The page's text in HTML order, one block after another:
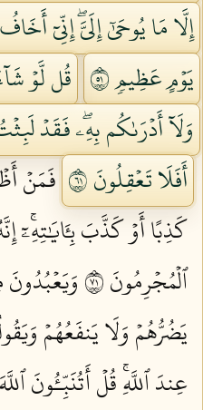
إِلَّا مَا يُوحَىٰٓ إِلَيَّۖ إِنِّيٓ
يَوۡمٍ عَظِيمٖ ١٥
قُل لَّوۡ
وَلَآ أَدۡرَىٰكُم بِهِۦۖ فَقَدۡ
أَفَلَا تَعۡقِلُونَ ١٦
فَمَنۡ
كَذِبًا أَوۡ كَذَّبَ بِـَٔايَٰتِهِۦٓۚ
ٱلۡمُجۡرِمُونَ ١٧
وَيَعۡبُدُونَ
يَضُرُّهُمۡ وَلَا يَنفَعُهُمۡ
عِندَ ٱللَّهِۚ قُلۡ أَتُنَبِّـُٔونَ